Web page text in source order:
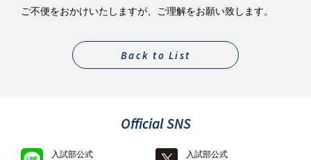
ご不便をおかけいたしますが、ご理解をお願い致します。
Back to List
Official SNS
入試部公式
入試部公式